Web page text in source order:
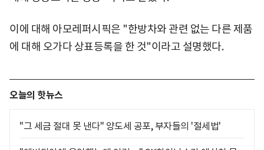
이에 대해 아모레퍼시픽은 "한방차와 관련 없는 다른 제품
에 대해 오가다 상표등록을 한 것"이라고 설명했다.
오늘의 핫뉴스
"그 세금 절대 못 낸다" 양도세 공포, 부자들의 '절세법'